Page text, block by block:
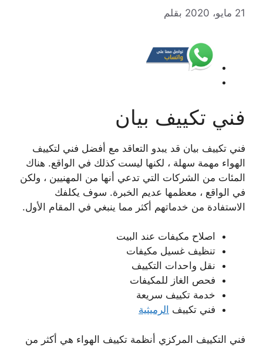
21 مايو، 2020 بقلم
فني تكييف بيان
فني تكييف بيان قد يبدو التعاقد مع أفضل فني لتكييف
الهواء مهمة سهلة ، لكنها ليست كذلك في الواقع. هناك
المئات من الشركات التي تدعي أنها من المهنيين ، ولكن
في الواقع ، معظمها عديم الخبرة. سوف يكلفك
الاستفادة من خدماتهم أكثر مما ينبغي في المقام الأول.
اصلاح مكيفات عند البيت
تنظيف غسيل مكيفات
نقل واحدات التكييف
فحص الغاز للمكيفات
خدمة تكييف سريعة
فني تكييف الرميثية
فني التكييف المركزي أنظمة تكييف الهواء هي أكثر من